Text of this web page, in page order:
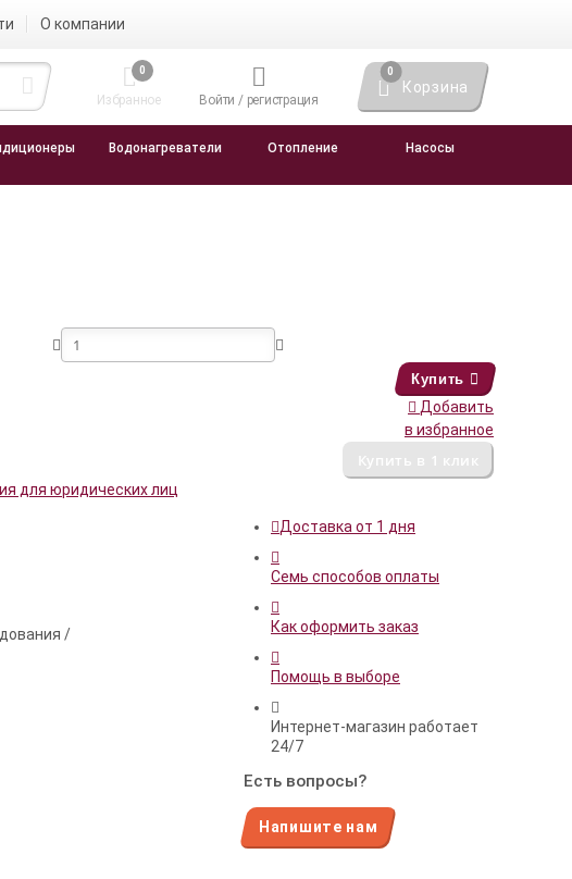
О компании
0
Избранное Войти / регистрация
0
Корзина
Водонагреватели Отопление Насосы
Купить
Добавить
в избранное
для юридических лиц
Доставка от 1 дня
Семь способов оплаты
Как оформить заказ
Помощь в выборе
Интернет-магазин работает
24/7
Есть вопросы?
Напишите нам
/